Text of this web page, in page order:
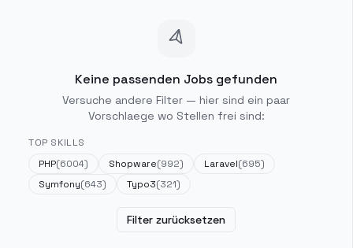
Keine passenden Jobs gefunden
Versuche andere Filter — hier sind ein paar
Vorschlaege wo Stellen frei sind:
TOP SKILLS
PHP(6004) Shopware(992) Laravel(695)
Symfony(643) Typo3(321)
Filter zurücksetzen